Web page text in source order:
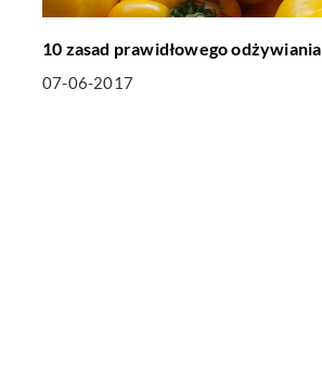
10 zasad prawidłowego odżywiania
07-06-2017